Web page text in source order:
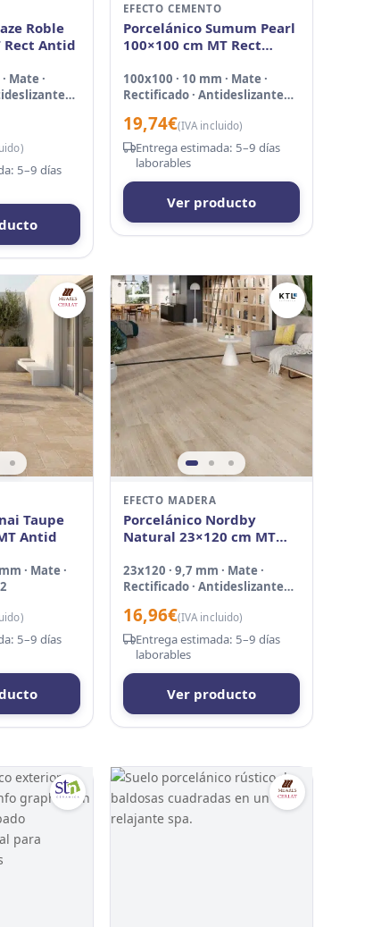
Roble
Rect Antid
Mate ·
5–9 días
EFECTO CEMENTO
Porcelánico Sumum Pearl
100×100 cm MT Rect
100x100 · 10 mm · Mate ·
Rectificado · Antideslizante
19,74€(IVA incluido)
Entrega estimada: 5–9 días
laborables
Ver producto
Taupe
Antid
· Mate ·
5–9 días
EFECTO MADERA
Porcelánico Nordby
Natural 23×120 cm MT
23x120 · 9,7 mm · Mate ·
Rectificado · Antideslizante
16,96€(IVA incluido)
Entrega estimada: 5–9 días
laborables
Ver producto